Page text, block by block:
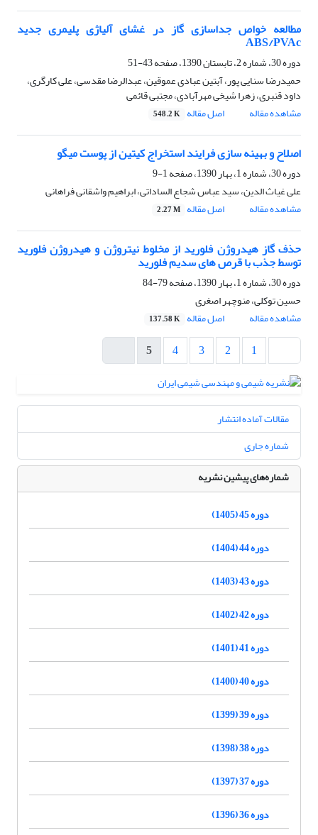
مطالعه خواص جداسازی گاز در غشای آلیاژی پلیمری جدید
ABS/PVAc
دوره 30، شماره 2، تابستان 1390، صفحه
43-51
حمیدرضا سنایی پور، آبتین عبادی عموقین، عبدالرضا مقدسی، علی کارگری،
داود قنبری، زهرا شیخی مهرآبادی، مجتبی قائمی
مشاهده مقاله
اصل مقاله 548.2 K
اصلاح و بهینه سازی فرایند استخراج کیتین از پوست میگو
دوره 30، شماره 1، بهار 1390، صفحه
1-9
علی غیاث الدین، سید عباس شجاع الساداتی، ابراهیم واشقانی فراهانی
مشاهده مقاله
اصل مقاله 2.27 M
حذف گاز هیدروژن فلورید از مخلوط نیتروژن و هیدروژن فلورید
توسط جذب با قرص های سدیم فلورید
دوره 30، شماره 1، بهار 1390، صفحه
79-84
حسین توکلی، منوچهر اصغری
مشاهده مقاله
اصل مقاله 137.58 K
1
2
3
4
5
مقالات آماده انتشار
شماره جاری
شماره‌های پیشین نشریه
دوره 45 (1405)
دوره 44 (1404)
دوره 43 (1403)
دوره 42 (1402)
دوره 41 (1401)
دوره 40 (1400)
دوره 39 (1399)
دوره 38 (1398)
دوره 37 (1397)
دوره 36 (1396)